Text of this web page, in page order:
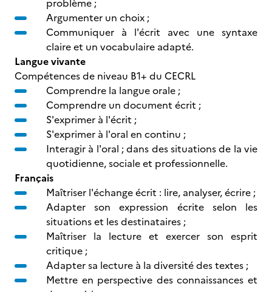
problème ;
Argumenter un choix ;
Communiquer à l'écrit avec une syntaxe
claire et un vocabulaire adapté.
Langue vivante
Compétences de niveau B1+ du CECRL
Comprendre la langue orale ;
Comprendre un document écrit ;
S'exprimer à l'écrit ;
S'exprimer à l'oral en continu ;
Interagir à l'oral ; dans des situations de la vie
quotidienne, sociale et professionnelle.
Français
Maîtriser l'échange écrit : lire, analyser, écrire ;
Adapter son expression écrite selon les
situations et les destinataires ;
Maîtriser la lecture et exercer son esprit
critique ;
Adapter sa lecture à la diversité des textes ;
Mettre en perspective des connaissances et